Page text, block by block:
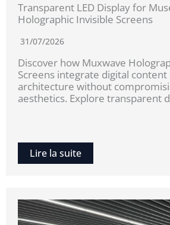
Transparent LED Display for
Holographic Invisible Screens
31/07/2026
Discover how Muxwave
Screens integrate digital
architecture without
aesthetics. Explore transparent
Lire la suite